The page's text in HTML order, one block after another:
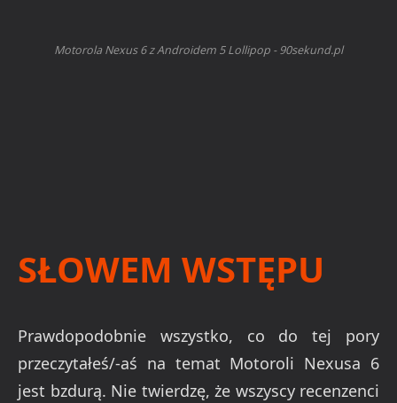
Motorola Nexus 6 z Androidem 5 Lollipop - 90sekund.pl
SŁOWEM WSTĘPU
Prawdopodobnie wszystko, co do tej pory
przeczytałeś/-aś na temat Motoroli Nexusa 6
jest bzdurą. Nie twierdzę, że wszyscy recenzenci